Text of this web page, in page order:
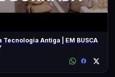
Antiga | EM BUSCA